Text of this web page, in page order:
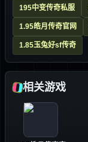
195中变传奇私服
1.95皓月传奇官网
1.85玉兔好sf传奇
相关游戏